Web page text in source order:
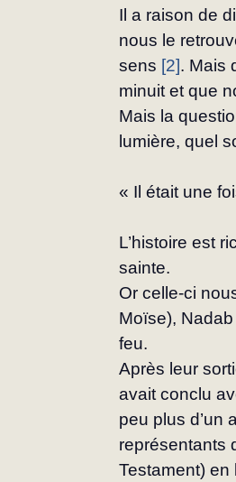
Il a raison de
nous le
sens [2]. Mais
minuit et que
Mais la
lumière, quel
« Il était une
L’histoire est
sainte.
Or celle-ci
Moïse),
feu.
Après leur
avait conclu
peu plus d’un
représentants
Testament) en